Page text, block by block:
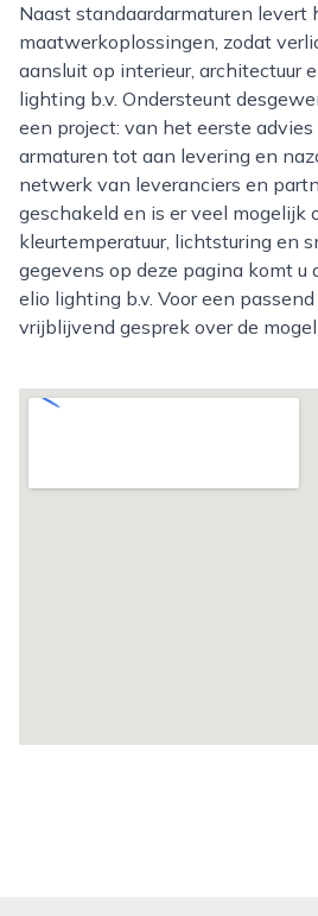
Naast standaardarmaturen levert
maatwerkoplossingen, zodat
aansluit op interieur, architectuur
lighting b.v. Ondersteunt
een project: van het eerste
armaturen tot aan levering en
netwerk van leveranciers en
geschakeld en is er veel mogelijk
kleurtemperatuur, lichtsturing en
gegevens op deze pagina komt
elio lighting b.v. Voor een
vrijblijvend gesprek over de